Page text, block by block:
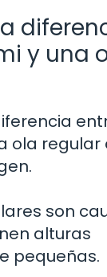
y una
ola regular
son
alturas
pequeñas.